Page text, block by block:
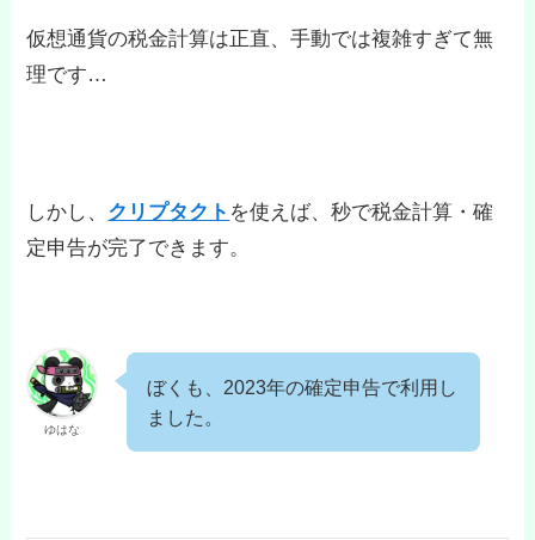
仮想通貨の税金計算は正直、手動では複雑すぎて無
理です…
しかし、 クリプタクト を使えば、秒で税金計算・確
定申告が完了できます。
ゆはな
ぼくも、2023年の確定申告で利用し
ました。